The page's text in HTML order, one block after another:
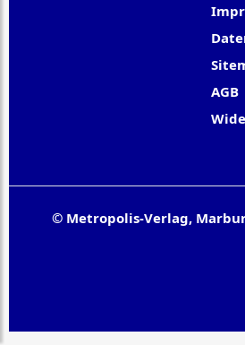
AGB
© Metropolis-Verlag,